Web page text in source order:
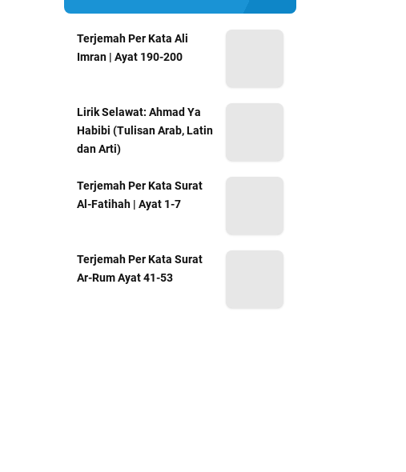
Terjemah Per Kata Ali
Imran | Ayat 190-200
Lirik Selawat: Ahmad Ya
Habibi (Tulisan Arab, Latin
dan Arti)
Terjemah Per Kata Surat
Al-Fatihah | Ayat 1-7
Terjemah Per Kata Surat
Ar-Rum Ayat 41-53